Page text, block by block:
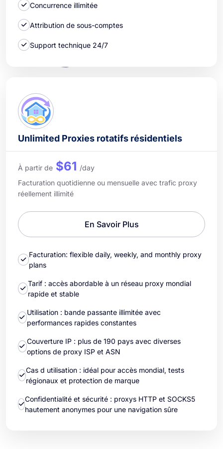
Concurrence illimitée
Attribution de sous-comptes
Support technique 24/7
Unlimited Proxies rotatifs résidentiels
À partir de $61 /day
Facturation quotidienne ou mensuelle avec trafic proxy
réellement illimité
En Savoir Plus
Facturation: flexible daily, weekly, and monthly proxy
plans
Tarif : accès abordable à un réseau proxy mondial
rapide et stable
Utilisation : bande passante illimitée avec
performances rapides constantes
Couverture IP : plus de 190 pays avec diverses
options de proxy ISP et ASN
Cas d utilisation : idéal pour accès mondial, tests
régionaux et protection de marque
Confidentialité et sécurité : proxys HTTP et SOCKS5
hautement anonymes pour une navigation sûre